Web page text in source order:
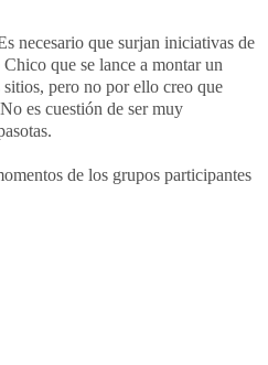
necesario que surjan iniciativas de
que se lance a montar un
pero no por ello creo que
es cuestión de ser muy
de los grupos participantes